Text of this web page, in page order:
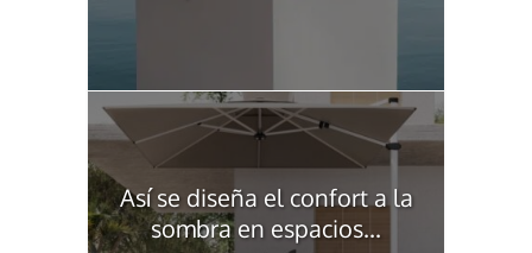
Así se diseña el confort a la
sombra en espacios...